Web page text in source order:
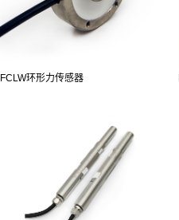
FCLW环形力传感器